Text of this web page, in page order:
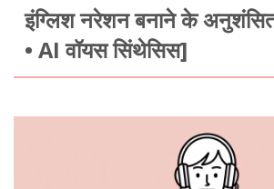
इंग्लिश नरेशन बनाने के
• AI वॉयस सिंथेसिस]